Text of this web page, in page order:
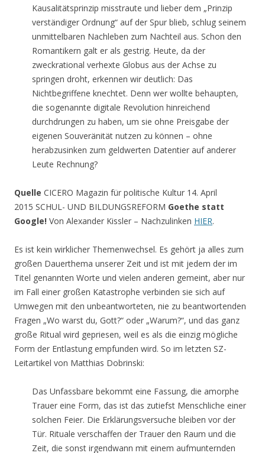
Kausalitätsprinzip misstraute und lieber dem „Prinzip
verständiger Ordnung“ auf der Spur blieb, schlug seinem
unmittelbaren Nachleben zum Nachteil aus. Schon den
Romantikern galt er als gestrig. Heute, da der
zweckrational verhexte Globus aus der Achse zu
springen droht, erkennen wir deutlich: Das
Nichtbegriffene knechtet. Denn wer wollte behaupten,
die sogenannte digitale Revolution hinreichend
durchdrungen zu haben, um sie ohne Preisgabe der
eigenen Souveränität nutzen zu können – ohne
herabzusinken zum geldwerten Datentier auf anderer
Leute Rechnung?
Quelle CICERO Magazin für politische Kultur 14. April
2015 SCHUL- UND BILDUNGSREFORM Goethe statt
Google! Von Alexander Kissler – Nachzulinken HIER.
Es ist kein wirklicher Themenwechsel. Es gehört ja alles zum
großen Dauerthema unserer Zeit und ist mit jedem der im
Titel genannten Worte und vielen anderen gemeint, aber nur
im Fall einer großen Katastrophe verbinden sie sich auf
Umwegen mit den unbeantworteten, nie zu beantwortenden
Fragen „Wo warst du, Gott?“ oder „Warum?“, und das ganz
große Ritual wird gepriesen, weil es als die einzig mögliche
Form der Entlastung empfunden wird. So im letzten SZ-
Leitartikel von Matthias Dobrinski:
Das Unfassbare bekommt eine Fassung, die amorphe
Trauer eine Form, das ist das zutiefst Menschliche einer
solchen Feier. Die Erklärungsversuche bleiben vor der
Tür. Rituale verschaffen der Trauer den Raum und die
Zeit, die sonst irgendwann mit einem aufmunternden